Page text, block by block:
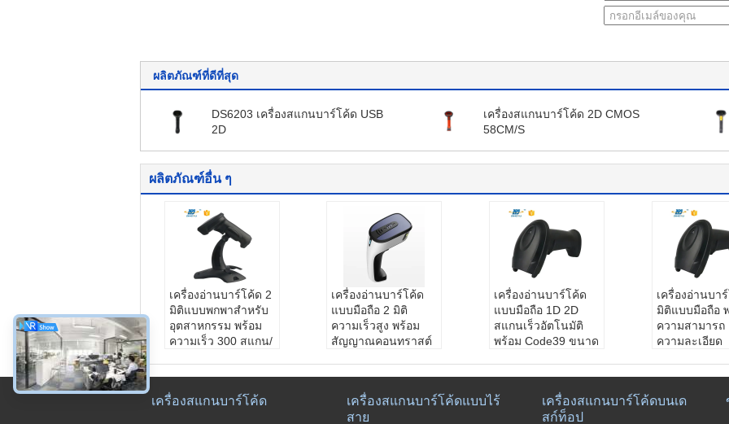
ผลิตภัณฑ์ที่ดีที่สุด
DS6203 เครื่องสแกนบาร์โค้ด USB
2D
เครื่องสแกนบาร์โค้ด 2D CMOS
58CM/S
ผลิตภัณฑ์อื่น ๆ
เครื่องอ่านบาร์โค้ด 2
มิติแบบพกพาสำหรับ
อุตสาหกรรม พร้อม
ความเร็ว 300 สแกน/
3mil
เครื่องอ่านบาร์โค้ด
แบบมือถือ 2 มิติ
ความเร็วสูง พร้อม
สัญญาณคอนทราสต์
หมายเลขรุ่น:ดีเอส6
600
เครื่องอ่านบาร์โค้ด
แบบมือถือ 1D 2D
สแกนเร็วอัตโนมัติ
พร้อม Code39 ขนาด
0-2D
ประเภทอินเตอร์เฟส:
เครื่องอ่านบา
มิติแบบมือถือ
ความสามารถ
ความละเอียด
ค้า POS และ
เครื่องสแกนบาร์โค้ด
เครื่องสแกนบาร์โค้ดแบบไร้
สาย
เครื่องสแกนบาร์โค้ดบนเด
สก์ท็อป